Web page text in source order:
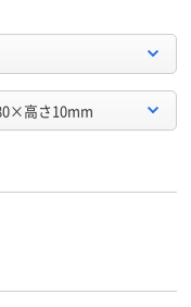
高さ10mm